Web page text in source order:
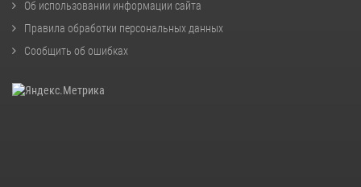
Об использовании информации сайта
Правила обработки персональных данных
Сообщить об ошибках